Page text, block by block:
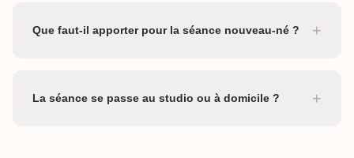
Que faut-il apporter pour la séance nouveau-né ? +
La séance se passe au studio ou à domicile ? +